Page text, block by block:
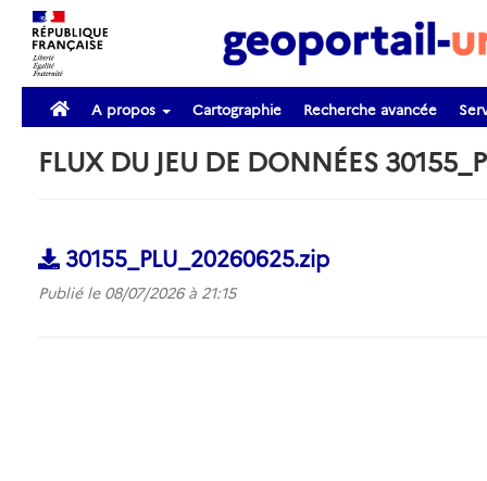
A propos Cartographie Recherche avancée
FLUX DU JEU DE DONNÉES
30155_PLU_20260625.zip
Publié le 08/07/2026 à 21:15